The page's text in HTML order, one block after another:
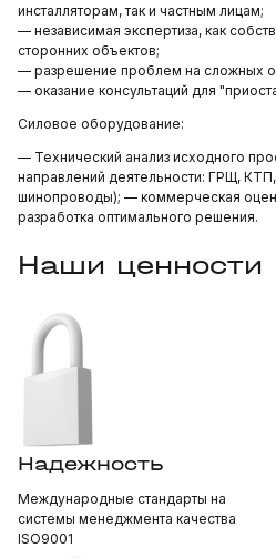
инсталляторам, так и частным лицам;
— независимая экспертиза, как
сторонних объектов;
— разрешение проблем на сложных
— оказание консультаций для
Силовое оборудование:
— Технический анализ исходного
направлений деятельности: ГРЩ,
шинопроводы); — коммерческая
разработка оптимального решения.
Наши ценности
Надежность
Международные стандарты на
системы менеджмента качества
ISO9001